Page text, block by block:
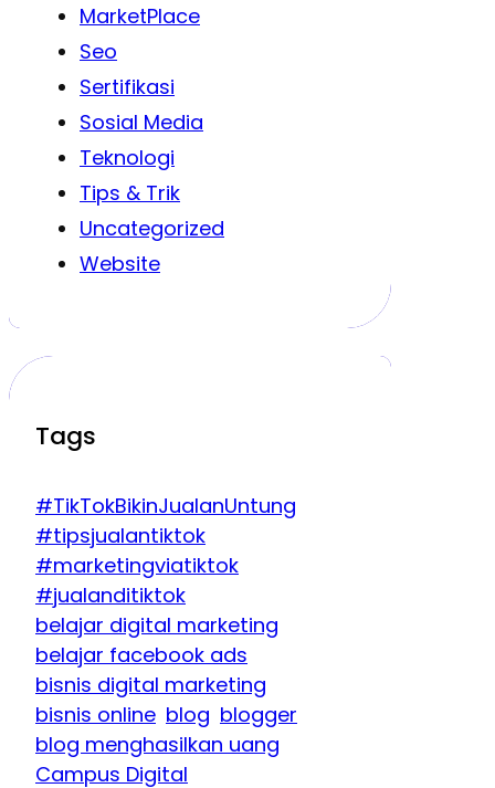
MarketPlace
Seo
Sertifikasi
Sosial Media
Teknologi
Tips & Trik
Uncategorized
Website
Tags
#TikTokBikinJualanUntung
#tipsjualantiktok
#marketingviatiktok
#jualanditiktok
belajar digital marketing
belajar facebook ads
bisnis digital marketing
bisnis online blog blogger
blog menghasilkan uang
Campus Digital